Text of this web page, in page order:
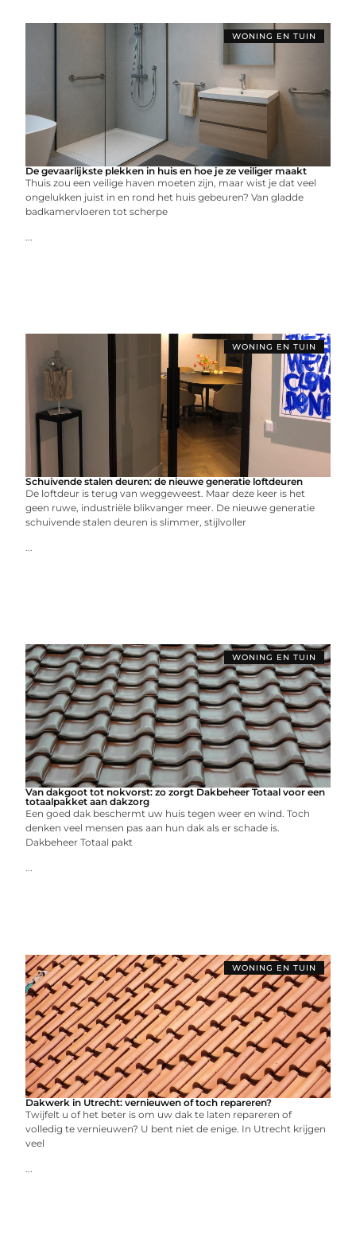
WONING EN TUIN
De gevaarlijkste plekken in huis en hoe je ze veiliger maakt
Thuis zou een veilige haven moeten zijn, maar wist je dat veel
ongelukken juist in en rond het huis gebeuren? Van gladde
badkamervloeren tot scherpe
...
WONING EN TUIN
Schuivende stalen deuren: de nieuwe generatie loftdeuren
De loftdeur is terug van weggeweest. Maar deze keer is het
geen ruwe, industriële blikvanger meer. De nieuwe generatie
schuivende stalen deuren is slimmer, stijlvoller
...
WONING EN TUIN
Van dakgoot tot nokvorst: zo zorgt Dakbeheer Totaal voor een
totaalpakket aan dakzorg
Een goed dak beschermt uw huis tegen weer en wind. Toch
denken veel mensen pas aan hun dak als er schade is.
Dakbeheer Totaal pakt
...
WONING EN TUIN
Dakwerk in Utrecht: vernieuwen of toch repareren?
Twijfelt u of het beter is om uw dak te laten repareren of
volledig te vernieuwen? U bent niet de enige. In Utrecht krijgen
veel
...